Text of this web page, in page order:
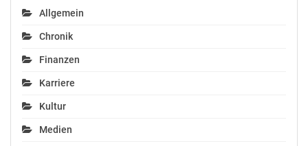
In "Politik"
verstärktes Engagement
des Landes NÖ im
Allgemein
Chronik
Finanzen
Karriere
Kultur
Medien